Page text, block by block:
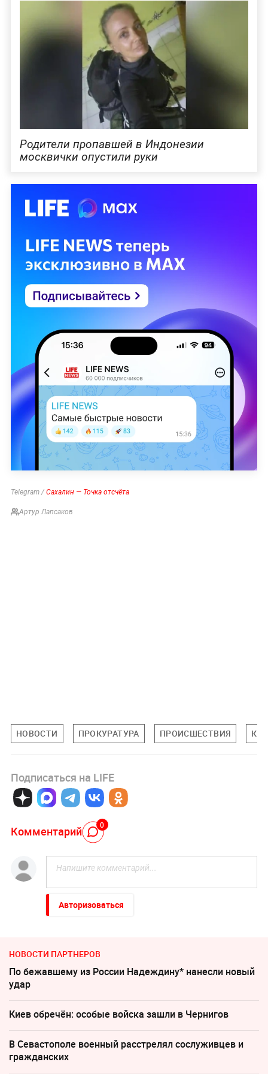
Родители пропавшей в Индонезии
москвички опустили руки
Telegram / Сахалин — Точка отсчёта
Артур Лапсаков
НОВОСТИ ПРОКУРАТУРА ПРОИСШЕСТВИЯ
Подписаться на LIFE
Комментарий 0
Авторизоваться
НОВОСТИ ПАРТНЕРОВ
По бежавшему из России Надеждину* нанесли новый
удар
Киев обречён: особые войска зашли в Чернигов
В Севастополе военный расстрелял сослуживцев и
гражданских